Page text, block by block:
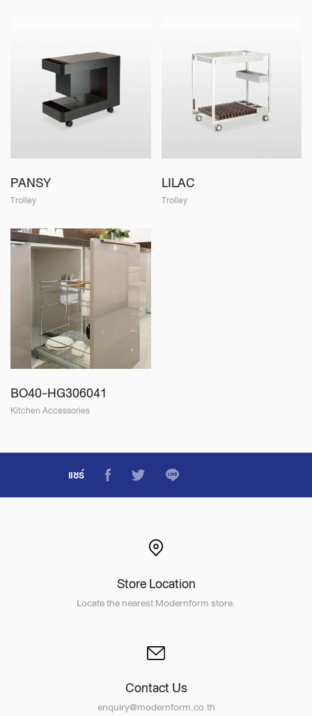
PANSY
Trolley
LILAC
Trolley
BO40-HG306041
Kitchen Accessories
แชร์
Store Location
Locate the nearest Modernform store.
Contact Us
enquiry@modernform.co.th